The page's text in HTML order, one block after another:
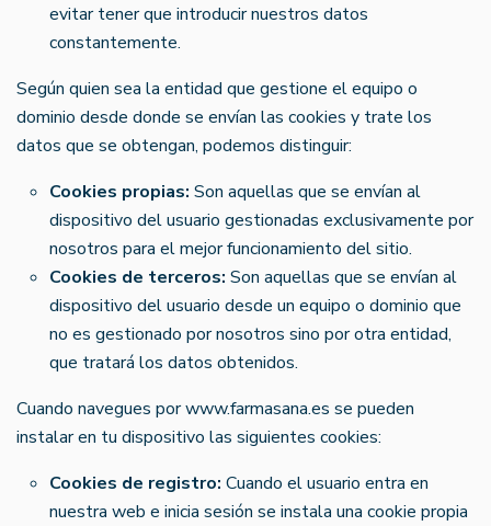
evitar tener que introducir nuestros datos
constantemente.
Según quien sea la entidad que gestione el equipo o
dominio desde donde se envían las cookies y trate los
datos que se obtengan, podemos distinguir:
Cookies propias: Son aquellas que se envían al
dispositivo del usuario gestionadas exclusivamente por
nosotros para el mejor funcionamiento del sitio.
Cookies de terceros: Son aquellas que se envían al
dispositivo del usuario desde un equipo o dominio que
no es gestionado por nosotros sino por otra entidad,
que tratará los datos obtenidos.
Cuando navegues por www.farmasana.es se pueden
instalar en tu dispositivo las siguientes cookies:
Cookies de registro: Cuando el usuario entra en
nuestra web e inicia sesión se instala una cookie propia